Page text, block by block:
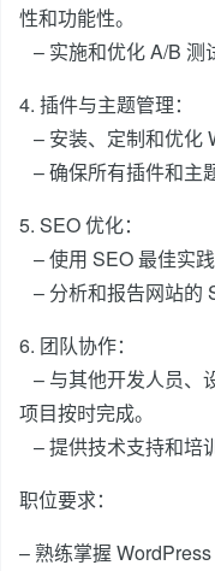
性和功能性。
– 实施和优化 A/B 测
4. 插件与主题管理：
– 安装、定制和优化
– 确保所有插件和主
5. SEO 优化：
– 使用 SEO 最佳实
– 分析和报告网站的
6. 团队协作：
– 与其他开发人员、
项目按时完成。
– 提供技术支持和培
职位要求：
– 熟练掌握